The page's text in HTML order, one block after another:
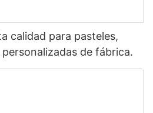
calidad para pasteles,
de fábrica.